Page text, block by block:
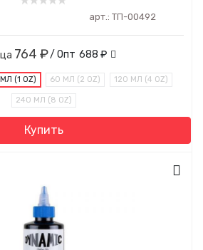
арт.: ТП-00492
764 ₽/ Опт 688 ₽
(1 OZ) 60 МЛ (2 OZ) 120 МЛ (4 OZ)
240 МЛ (8 OZ)
Купить